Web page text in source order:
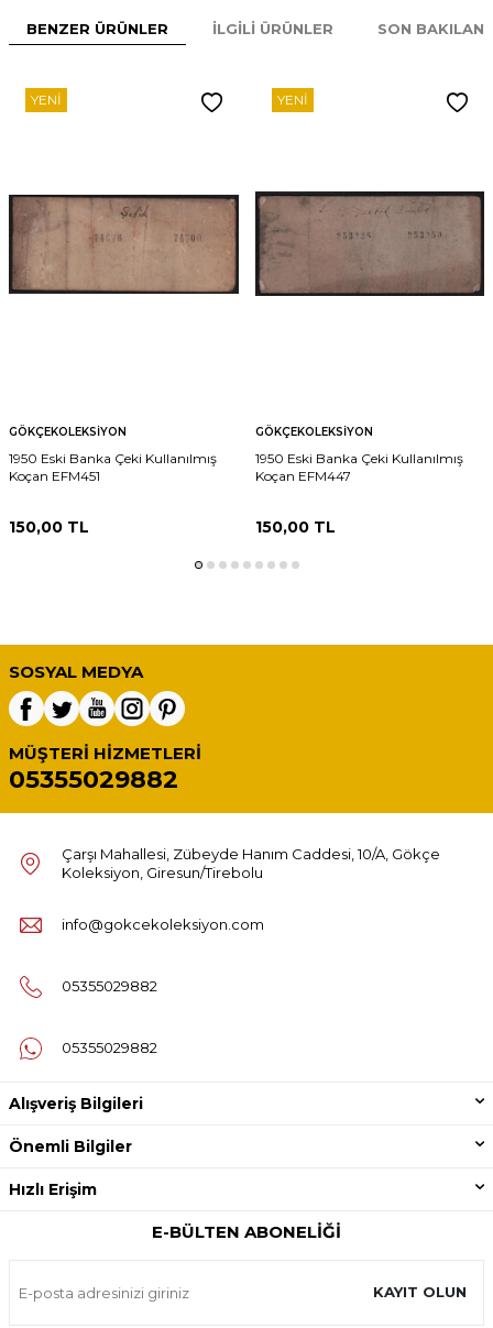
BENZER ÜRÜNLER İLGILI ÜRÜNLER SON
YENI
GÖKÇEKOLEKSIYON
1950 Eski Banka Çeki Kullanılmış
Koçan EFM451
150,00 TL
YENI
GÖKÇEKOLEKSIYON
1950 Eski Banka Çeki Kullanılmış
Koçan EFM447
150,00TL
SOSYAL MEDYA
MÜŞTERI HIZMETLERI
05355029882
Çarşı Mahallesi, Zübeyde Hanım Caddesi, 10/A, Gökçe
Koleksiyon, Giresun/Tirebolu
info@gokcekoleksiyon.com
05355029882
05355029882
Alışveriş Bilgileri
Önemli Bilgiler
Hızlı Erişim
E-BÜLTEN ABONELIĞI
KAYIT OLUN